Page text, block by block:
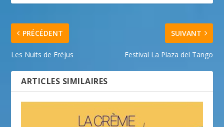
PRÉCÉDENT
Les Nuits de Fréjus
SUIVANT
Festival La Plaza del Tango
ARTICLES SIMILAIRES